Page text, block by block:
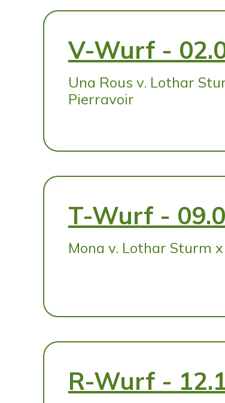
V-Wurf -
Una Rous v. Lothar
Pierravoir
T-Wurf -
Mona v. Lothar Sturm
R-Wurf -